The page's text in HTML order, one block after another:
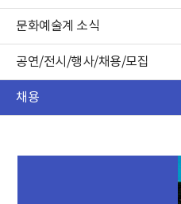
문화예술계 소식
공연/전시/행사/채용/모집
채용